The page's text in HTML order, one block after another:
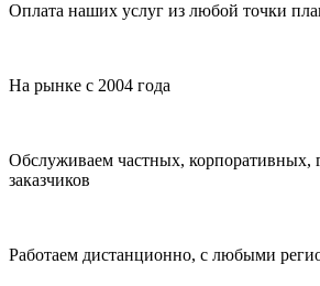
Все нужные услуги в одной компании
Круглосуточная связь с Вашим
Оплата наших услуг из любой точки